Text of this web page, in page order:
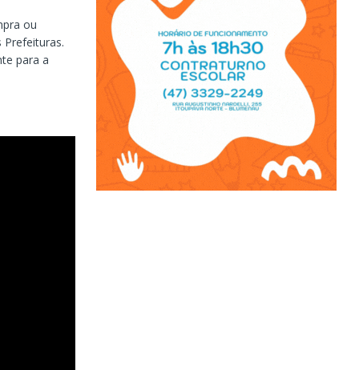
ou
para a